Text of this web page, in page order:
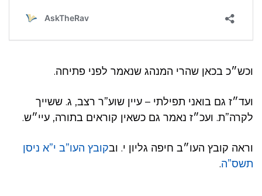
וכש״כ בכאן שהרי המנהג שנאמר לפני פתיחה.
ועד״ז גם בואני תפילתי – עיין שוע”ר רצב, ג. ששייך
לקרה”ת. ועכ״ז נאמר גם כשאין קוראים בתורה, עיי״ש.
וראה קובץ העו״ב חיפה גליון י. ובקובץ העו”ב י”א ניסן
תשס”ה.